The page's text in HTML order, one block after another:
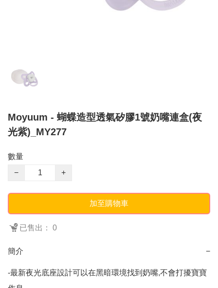
Moyuum - 蝴蝶造型透氣矽膠1號奶嘴連盒(夜
光紫)_MY277
數量
−
+
加至購物車
已售出： 0
簡介 −
-最新夜光底座設計可以在黑暗環境找到奶嘴,不會打擾寶寶